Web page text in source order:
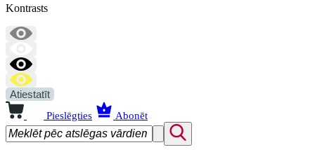
Kontrasts
Atiestatīt
Pieslēgties Abonēt